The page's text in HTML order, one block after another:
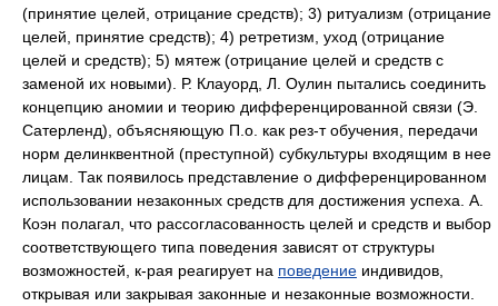
(принятие целей, отрицание средств); 3) ритуализм (отрицание
целей, принятие средств); 4) ретретизм, уход (отрицание
целей и средств); 5) мятеж (отрицание целей и средств с
заменой их новыми). Р. Клауорд, Л. Оулин пытались соединить
концепцию аномии и теорию дифференцированной связи (Э.
Сатерленд), объясняющую П.о. как рез-т обучения, передачи
норм делинквентной (преступной) субкультуры входящим в нее
лицам. Так появилось представление о дифференцированном
использовании незаконных средств для достижения успеха. А.
Коэн полагал, что рассогласованность целей и средств и выбор
соответствующего типа поведения зависят от структуры
возможностей, к-рая реагирует на поведение индивидов,
открывая или закрывая законные и незаконные возможности.